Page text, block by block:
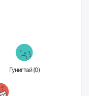
Гунигтай (0)